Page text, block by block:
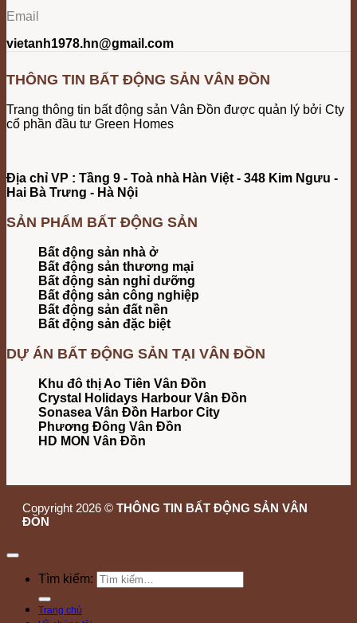
Email
vietanh1978.hn@gmail.com
THÔNG TIN BẤT ĐỘNG SẢN VÂN ĐỒN
Trang thông tin bất động sản Vân Đồn được quản lý bởi Cty
cổ phần đầu tư Green Homes
Địa chỉ VP : Tầng 9 - Toà nhà Hàn Việt - 348 Kim Ngưu -
Hai Bà Trưng - Hà Nội
SẢN PHẨM BẤT ĐỘNG SẢN
Bất động sản nhà ở
Bất động sản thương mại
Bất động sản nghỉ dưỡng
Bất động sản công nghiệp
Bất động sản đất nền
Bất động sản đặc biệt
DỰ ÁN BẤT ĐỘNG SẢN TẠI VÂN ĐỒN
Khu đô thị Ao Tiên Vân Đồn
Crystal Holidays Harbour Vân Đồn
Sonasea Vân Đồn Harbor City
Phương Đông Vân Đồn
HD MON Vân Đồn
Copyright 2026 © THÔNG TIN BẤT ĐỘNG SẢN VÂN
ĐỒN
Tìm kiếm:
Trang chủ